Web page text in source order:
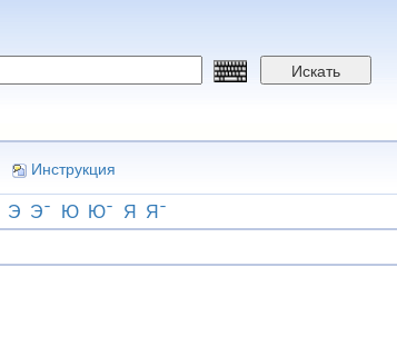
Искать
Инструкция
Э Э Ю Ю Я Я